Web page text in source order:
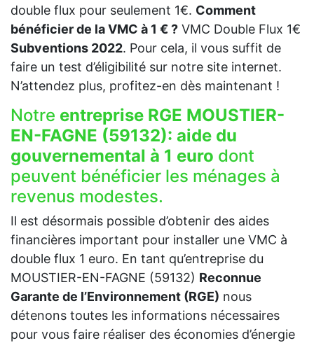
double flux pour seulement 1€. Comment
bénéficier de la VMC à 1 € ? VMC Double Flux 1€
Subventions 2022. Pour cela, il vous suffit de
faire un test d’éligibilité sur notre site internet.
N’attendez plus, profitez-en dès maintenant !
Notre entreprise RGE MOUSTIER-
EN-FAGNE (59132): aide du
gouvernemental à 1 euro dont
peuvent bénéficier les ménages à
revenus modestes.
Il est désormais possible d’obtenir des aides
financières important pour installer une VMC à
double flux 1 euro. En tant qu’entreprise du
MOUSTIER-EN-FAGNE (59132) Reconnue
Garante de l’Environnement (RGE) nous
détenons toutes les informations nécessaires
pour vous faire réaliser des économies d’énergie